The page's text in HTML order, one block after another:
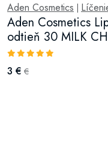
Aden Cosmetics
Aden Cosmetics
odtieň 30 MILK
3 € €